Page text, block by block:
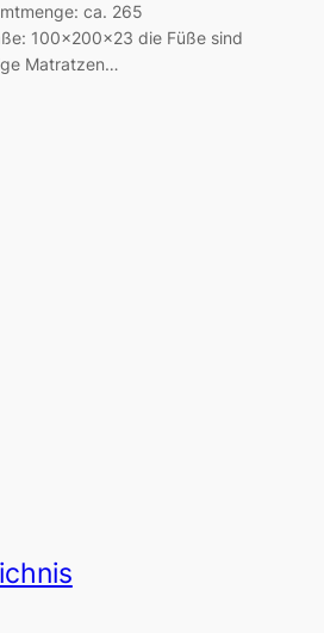
ca. 265
100x200x23 die Füße sind
Matratzen…